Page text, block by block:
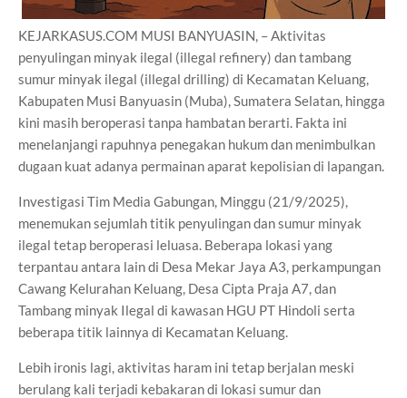
KEJARKASUS.COM MUSI BANYUASIN, – Aktivitas
penyulingan minyak ilegal (illegal refinery) dan tambang
sumur minyak ilegal (illegal drilling) di Kecamatan Keluang,
Kabupaten Musi Banyuasin (Muba), Sumatera Selatan, hingga
kini masih beroperasi tanpa hambatan berarti. Fakta ini
menelanjangi rapuhnya penegakan hukum dan menimbulkan
dugaan kuat adanya permainan aparat kepolisian di lapangan.
Investigasi Tim Media Gabungan, Minggu (21/9/2025),
menemukan sejumlah titik penyulingan dan sumur minyak
ilegal tetap beroperasi leluasa. Beberapa lokasi yang
terpantau antara lain di Desa Mekar Jaya A3, perkampungan
Cawang Kelurahan Keluang, Desa Cipta Praja A7, dan
Tambang minyak Ilegal di kawasan HGU PT Hindoli serta
beberapa titik lainnya di Kecamatan Keluang.
Lebih ironis lagi, aktivitas haram ini tetap berjalan meski
berulang kali terjadi kebakaran di lokasi sumur dan